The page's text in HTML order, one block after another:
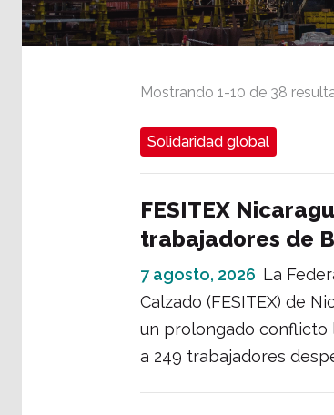
Mostrando 1-10 de 38
Solidaridad global
FESITEX
trabajadores de
7 agosto, 2026 La
Calzado (FESITEX) de
un prolongado conflicto
a 249 trabajadores